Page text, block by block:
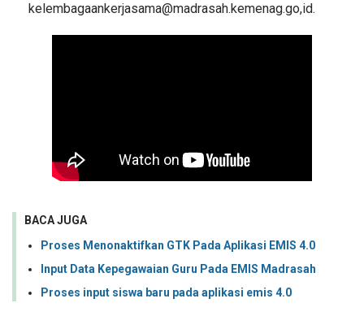
kelembagaankerjasama@madrasah.kemenag.go,id.
BACA JUGA
Proses Menonaktifkan GTK Pada Aplikasi EMIS 4.0
Input Data Kepegawaian Guru Pada EMIS Madrasah
Proses input siswa baru pada aplikasi emis 4.0